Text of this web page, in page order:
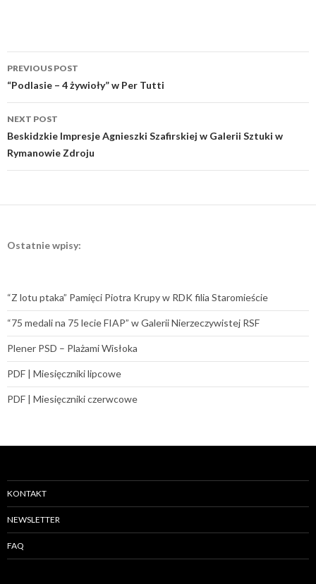
Post
navigation
PREVIOUS POST
“Podlasie – 4 żywioły” w Per Tutti
NEXT POST
Beskidzkie Impresje Agnieszki Szafirskiej w Galerii Sztuki w
Rymanowie Zdroju
Ostatnie wpisy:
“Z lotu ptaka” Pamięci Piotra Krupy w RDK filia Staromieście
“75 medali na 75 lecie FIAP” w Galerii Nierzeczywistej RSF
Plener PSD – Plażami Wisłoka
PDF | Miesięczniki lipcowe
PDF | Miesięczniki czerwcowe
KONTAKT
NEWSLETTER
FAQ